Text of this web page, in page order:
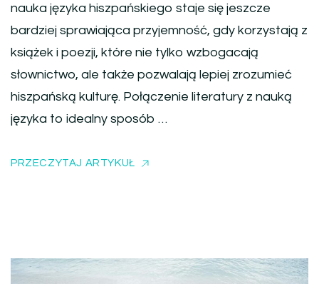
nauka języka hiszpańskiego staje się jeszcze
bardziej sprawiająca przyjemność, gdy korzystają z
książek i poezji, które nie tylko wzbogacają
słownictwo, ale także pozwalają lepiej zrozumieć
hiszpańską kulturę. Połączenie literatury z nauką
języka to idealny sposób …
PRZECZYTAJ ARTYKUŁ